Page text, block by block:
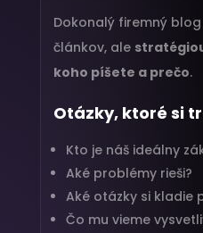
Dokonalý firemný
článkov, ale
koho píšete a prečo.
Otázky, ktoré si
Kto je náš ideálny
Aké problémy rieši?
Aké otázky si kladie
Čo mu vieme